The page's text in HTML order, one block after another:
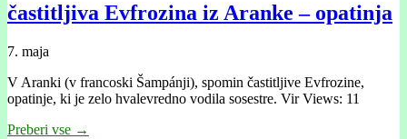
častitljiva Evfrozina iz Aranke – opatinja
7. maja
V Aranki (v francoski Šampánji), spomin častitljive Evfrozine,
opatinje, ki je zelo hvalevredno vodila sosestre. Vir Views: 11
Preberi vse →